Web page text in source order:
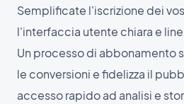
Semplificate l'iscrizione dei
l'interfaccia utente chiara e
Un processo di abbonamento
le conversioni e fidelizza il
accesso rapido ad analisi e